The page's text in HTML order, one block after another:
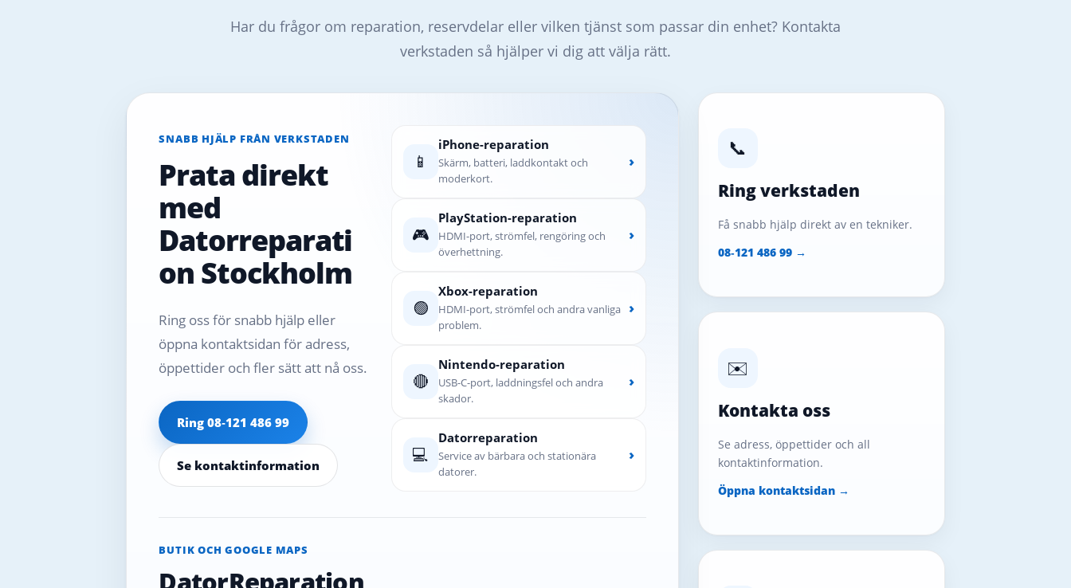
Har du frågor om reparation, reservdelar eller vilken tjänst som passar din enhet? Kontakta
verkstaden så hjälper vi dig att välja rätt.
SNABB HJÄLP FRÅN VERKSTADEN
Prata direkt
med
Datorreparati
on Stockholm
Ring oss för snabb hjälp eller
öppna kontaktsidan för adress,
öppettider och fler sätt att nå oss.
Ring 08‑121 486 99
Se kontaktinformation
📱
iPhone-reparation
Skärm, batteri, laddkontakt och
moderkort.
›
🎮
PlayStation-reparation
HDMI-port, strömfel, rengöring och
överhettning.
›
🟢
Xbox-reparation
HDMI-port, strömfel och andra vanliga
problem.
›
🔴
Nintendo-reparation
USB-C-port, laddningsfel och andra
skador.
›
💻
Datorreparation
Service av bärbara och stationära
datorer.
›
BUTIK OCH GOOGLE MAPS
DatorReparation
📞
Ring verkstaden
Få snabb hjälp direkt av en tekniker.
08‑121 486 99 →
✉️
Kontakta oss
Se adress, öppettider och all
kontaktinformation.
Öppna kontaktsidan →